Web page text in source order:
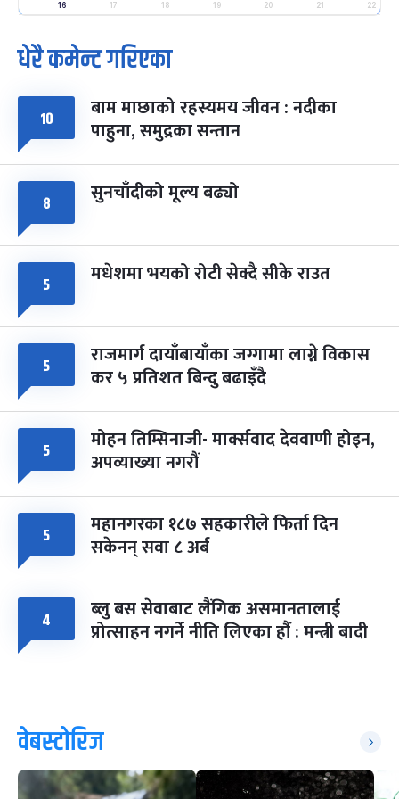
मंगल फाल्गुन २५, २०८३ Mar 9, 2027
७
आइत
पूर्णिमा व्रत
चैत्र ७, २०८३-Mar 21, 2027
८ फागुपूर्णिमा
चैत्र ८, २०८३-Mar 22, 2027
७ महिना बाँकी
16 17 18 19 20 21 22
धेरै कमेन्ट गरिएका
१० बाम माछाको रहस्यमय जीवन : नदीका
पाहुना, समुद्रका सन्तान
८ सुनचाँदीको मूल्य बढ्यो
५ मधेशमा भयको रोटी सेक्दै सीके राउत
५ राजमार्ग दायाँबायाँका जग्गामा लाग्ने विकास
कर ५ प्रतिशत बिन्दु बढाइँदै
५ मोहन तिम्सिनाजी- मार्क्सवाद देववाणी होइन,
अपव्याख्या नगरौं
५ महानगरका १८७ सहकारीले फिर्ता दिन
सकेनन् सवा ८ अर्ब
४ ब्लु बस सेवाबाट लैंगिक असमानतालाई
प्रोत्साहन नगर्ने नीति लिएका हौं : मन्त्री बादी
वेबस्टोरिज